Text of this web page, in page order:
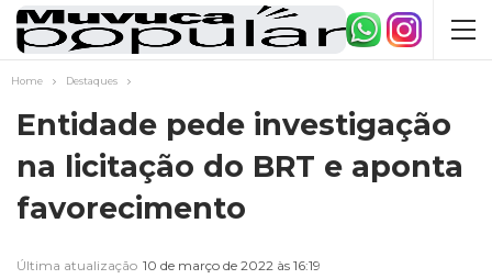
Home Destaques
Entidade pede investigação
na licitação do BRT e aponta
favorecimento
Última atualização 10 de março de 2022 às 16:19